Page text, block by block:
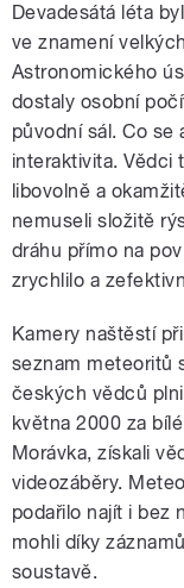
Devadesátá léta
ve znamení
Astronomického
dostaly osobní
původní sál. Co se
interaktivita. Vědci
libovolně a
nemuseli složitě
dráhu přímo na
zrychlilo a
Kamery naštěstí
seznam meteoritů
českých vědců
května 2000 za
Morávka, získali
videozáběry.
podařilo najít i bez
mohli díky
soustavě.